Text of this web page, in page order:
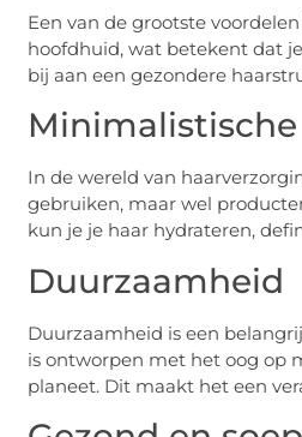
Een van de grootste
hoofdhuid, wat betekent dat
bij aan een gezondere
In de wereld van
gebruiken, maar wel
kun je je haar hydrateren,
Duurzaamheid
Duurzaamheid is een
is ontworpen met het oog op
planeet. Dit maakt het een